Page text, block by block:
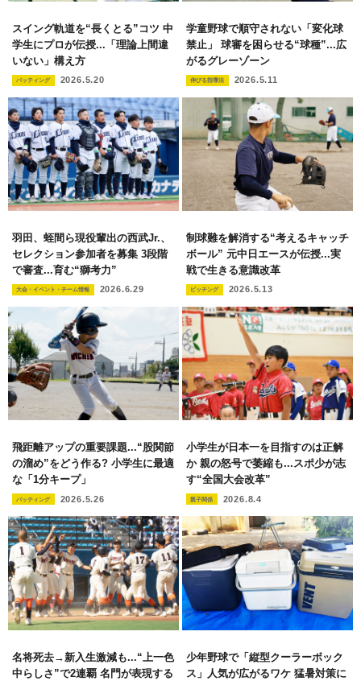
スイング軌道を“長くとる”コツ 中
学生にプロが伝授...「理論上間違
いない」構え方
バッティング 2026.5.20
学童野球で順守されない「変化球
禁止」 球審を困らせる“球種”...広
がるグレーゾーン
伸びる指導法 2026.5.11
羽田、蛭間ら現役輩出の西武Jr.、
セレクション参加者を募集 3段階
で審査...育む“獅考力”
大会・イベント・チーム情報 2026.6.29
制球難を解消する“考えるキャッチ
ボール” 元中日エースが伝授...実
戦で生きる意識改革
ピッチング 2026.5.13
飛距離アップの重要課題...“股関節
の溜め”をどう作る? 小学生に最適
な「1分キープ」
バッティング 2026.5.26
小学生が日本一を目指すのは正解
か 親の怒号で萎縮も...スポ少が志
す“全国大会改革”
親子関係 2026.8.4
名将死去→新入生激減も...“上一色
中らしさ”で2連覇 名門が表現する
少年野球で「縦型クーラーボック
ス」人気が広がるワケ 猛暑対策に